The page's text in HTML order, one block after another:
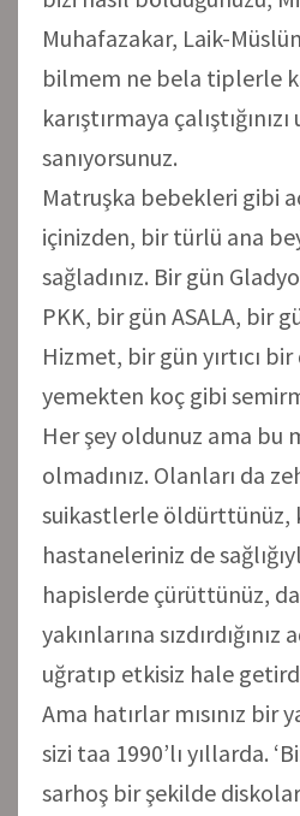
Muhafazakar, Laik-
bilmem ne bela tiplerle
karıştırmaya
sanıyorsunuz.
Matruşka bebekleri gibi
içinizden, bir türlü ana
sağladınız. Bir gün
PKK, bir gün ASALA, bir
Hizmet, bir gün yırtıcı
yemekten koç gibi
Her şey oldunuz ama bu
olmadınız. Olanları da
suikastlerle öldürttünüz,
hastaneleriniz de
hapislerde çürüttünüz,
yakınlarına
uğratıp etkisiz hale
Ama hatırlar mısınız bir
sizi taa 1990’lı yıllarda.
sarhoş bir şekilde